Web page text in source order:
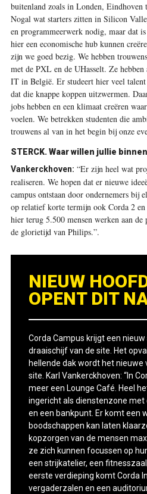
buitenland zoals in Londen, Eindhoven
Nogal wat starters zitten in Silicon
en programmeerwerk nodig, maar dat
hier een economische hub kunnen
zijn we goed bezig. We hebben
met de PXL en de UHasselt. Ze
IT in België. Er studeert hier veel
dat die knappe koppen uitzwermen.
jobs hebben en een klimaat creëren
voelen. We betrekken studenten die
trouwens al van in het begin bij onze
STERCK. Waar willen jullie
Vankerckhoven: “Er zijn heel wat
realiseren. We hopen dat er nieuwe
campus ontstaan door ondernemers bij
op relatief korte termijn ook Corda 2
hier terug 5.500 mensen werken aan
de glorietijd van Philips.”.
NIEUW
OPENT DIT
Corda Campus krijgt een
draaischijf van de site. Het
hellende dak wordt het nieuwe
site. Karl Vankerckhoven: “In
meer een Lounge Café. Heel
ingericht als dienstenzone met
en een bankpunt. Er komt een
boodschappen kan laten
kopzorgen van de mensen
ze zich kunnen focussen op
een strijkatelier, een
eerste verdieping komt Corda
vergaderzalen en een